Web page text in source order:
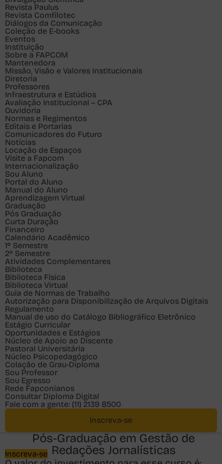
Revista Paulus
Revista Comfilotec
Diálogos da Comunicação
Coleção de E-books
Eventos
Instituição
Sobre a FAPCOM
Mantenedora
Missão, Visão e Valores Institucionais
Diretoria
Professores
Infraestrutura e Estúdios
Avaliação Institucional – CPA
Ouvidoria
Normas e Regimentos
Editais e Portarias
Comunicadores do Futuro
Notícias
Locação de Espaços
Visite a Fapcom
Internacionalização
Sou Aluno
Portal do Aluno
Manual do Aluno
Aprendizagem Virtual
Graduação
Pós Graduação
Curta Duração
Financeiro
Calendário Acadêmico
1º Semestre
2º Semestre
Atividades Complementares
Biblioteca
Biblioteca Física
Biblioteca Virtual
Guia de Normas de Trabalho
Autorização para Disponibilização de Arquivos Digitais
Regulamento
Manual de uso do Catálogo Bibliográfico Eletrônico
Estágio Curricular
Oportunidades e Estágios
Núcleo de Apoio ao Discente
Pastoral Universitária
Núcleo Psicopedagógico
Colação de Grau-Diploma
Sou Professor
Sou Egresso
Rede Fapconianos
Consultar Diploma Digital
Fale com a gente: (11) 2139 8500
Inscreva-se
Pós-Graduação em Gestão de
Redações Jornalísticas
Ver investimentoTire suas dúvidas
Inscreva-se